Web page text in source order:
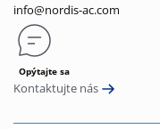
info@nordis-ac.com
Opýtajte sa
Kontaktujte nás